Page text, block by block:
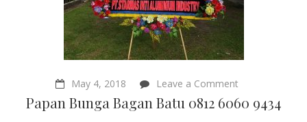
May 4, 2018 Leave a Commenton
Papan
Bunga
Papan Bunga Bagan Batu 0812 6060 9434